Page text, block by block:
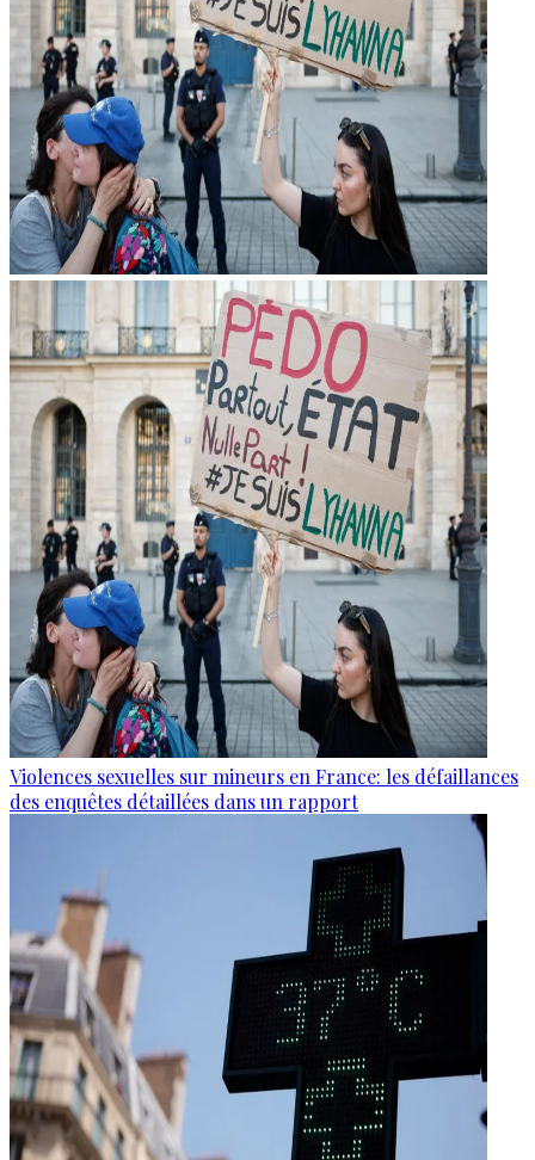
Violences sexuelles sur mineurs en France: les défaillances
des enquêtes détaillées dans un rapport